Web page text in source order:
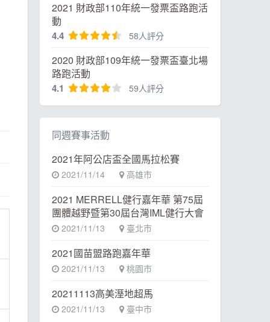
2021 財政部110年統一發票盃路跑活
動
4.4 58人評分
2020 財政部109年統一發票盃臺北場
路跑活動
4.1 59人評分
同週賽事活動
2021年阿公店盃全國馬拉松賽
2021/11/14 高雄市
2021 MERRELL健行嘉年華 第75屆
團體越野暨第30屆台灣IML健行大會
2021/11/13 臺北市
2021國苗盟路跑嘉年華
2021/11/13 桃園市
20211113高美溼地超馬
2021/11/13 臺中市